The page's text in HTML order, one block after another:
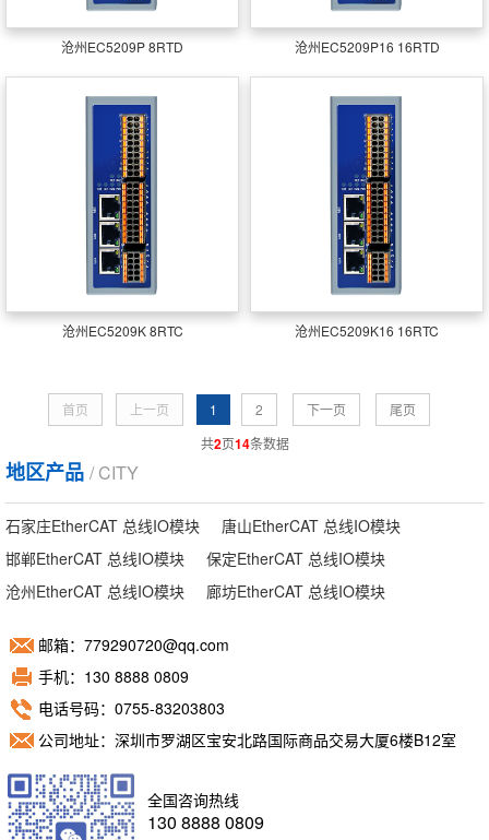
沧州EC5209P 8RTD 沧州EC5209P16 16RTD
沧州EC5209K 8RTC 沧州EC5209K16 16RTC
首页 上一页 1 2 下一页
尾页
共2页14条数据
地区产品 / CITY
石家庄EtherCAT 总线IO模块
唐山EtherCAT 总线IO模块
邯郸EtherCAT 总线IO模块
保定EtherCAT 总线IO模块
沧州EtherCAT 总线IO模块
廊坊EtherCAT 总线IO模块
邮箱：779290720@qq.com
手机：130 8888 0809
电话号码：0755-83203803
公司地址：深圳市罗湖区宝安北路国际商品交易大厦6楼B12室
全国咨询热线
130 8888 0809